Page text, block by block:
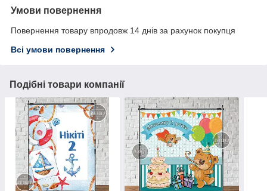
Умови повернення
Повернення товару впродовж 14 днів за рахунок покупця
Всі умови повернення
Подібні товари компанії